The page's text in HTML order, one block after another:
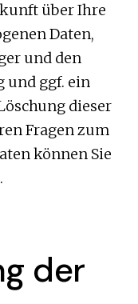
über Ihre
Daten,
und den
und ggf. ein
dieser
Fragen zum
können Sie
der